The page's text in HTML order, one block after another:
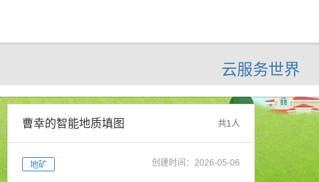
云服务世界
曹幸的智能地质填图 共1人
地矿 创建时间：2026-05-06